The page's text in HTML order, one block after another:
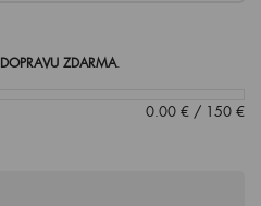
DOPRAVU ZDARMA.
0.00 € / 150 €